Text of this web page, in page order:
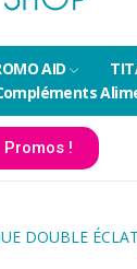
AID
Promos !
DOUBLE